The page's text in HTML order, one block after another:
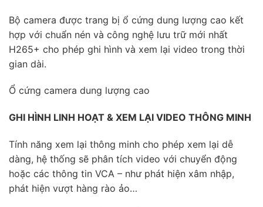
Bộ camera được trang bị ổ cứng dung lượng cao kết
hợp với chuẩn nén và công nghệ lưu trữ mới nhất
H265+ cho phép ghi hình và xem lại video trong thời
gian dài.
Ổ cứng camera dung lượng cao
GHI HÌNH LINH HOẠT & XEM LẠI VIDEO THÔNG MINH
Tính năng xem lại thông minh cho phép xem lại dễ
dàng, hệ thống sẽ phân tích video với chuyển động
hoặc các thông tin VCA – như phát hiện xâm nhập,
phát hiện vượt hàng rào ảo…